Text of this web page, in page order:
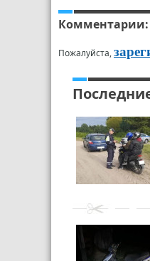
Комментарии:
Пожалуйста,